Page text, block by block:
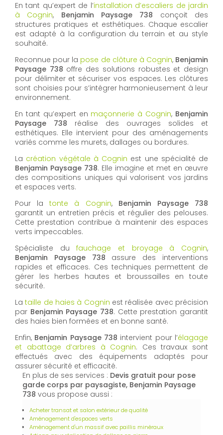
En tant qu’expert de l’installation d’escaliers de jardin
à Cognin, Benjamin Paysage 738 conçoit des
structures pratiques et esthétiques. Chaque escalier
est adapté à la configuration du terrain et au style
souhaité.
Reconnue pour la pose de clôture à Cognin, Benjamin
Paysage 738 offre des solutions robustes et design
pour délimiter et sécuriser vos espaces. Les clôtures
sont choisies pour s’intégrer harmonieusement à leur
environnement.
En tant qu’expert en maçonnerie à Cognin, Benjamin
Paysage 738 réalise des ouvrages solides et
esthétiques. Elle intervient pour des aménagements
variés comme les murets, dallages ou bordures.
La création végétale à Cognin est une spécialité de
Benjamin Paysage 738. Elle imagine et met en œuvre
des compositions uniques qui valorisent vos jardins
et espaces verts.
Pour latonte à Cognin, Benjamin Paysage 738
garantit un entretien précis et régulier des pelouses.
Cette prestation contribue à maintenir des espaces
verts impeccables.
Spécialiste dufauchage et broyage à Cognin,
Benjamin Paysage 738 assure des interventions
rapides et efficaces. Ces techniques permettent de
gérer les herbes hautes et broussailles en toute
sécurité.
Lataille de haies à Cognin est réalisée avec précision
par Benjamin Paysage 738. Cette prestation garantit
des haies bien formées et en bonne santé.
Enfin, Benjamin Paysage 738 intervient pour l’élagage
et abattage d’arbres à Cognin. Ces travaux sont
effectués avec des équipements adaptés pour
assurer sécurité et efficacité.
En plus de ses services : Devis gratuit pour pose
garde corps par paysagiste, Benjamin Paysage
738 vous propose aussi :
Acheter transat et salon extérieur de qualité
Aménagement d'espaces verts
Aménagement d'un massif avec paillis minéraux